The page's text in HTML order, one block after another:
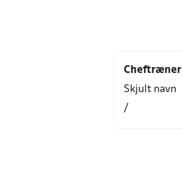
Cheftræner
Skjult navn
/